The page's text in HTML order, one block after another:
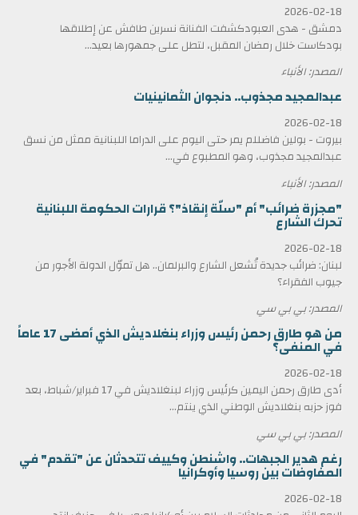
2026-02-18
دمشق - هدى العبودكشفت الفنانة نسرين طافش عن إطلاقها
بودكاست خلال رمضان المقبل، لتطل على جمهورها بعيد...
المصدر: الأنباء
عبدالمجيد مجذوب.. دنجوان الثمانينيات
2026-02-18
بيروت - بولين فاضللم يمر حتى اليوم على الدراما اللبنانية ممثل من نسق
عبدالمجيد مجذوب، وهو المطبوع في...
المصدر: الأنباء
"مجزرة ضرائب" أم "سلّة إنقاذ"؟ قرارات الحكومة اللبنانية
تحرك الشارع
2026-02-18
لبنان: ضرائب جديدة تُشعل الشارع والبرلمان.. هل تموّل الدولة الأجور من
جيوب الفقراء؟
المصدر: بي بي سي
من هو طارق رحمن رئيس وزراء بنغلاديش الذي أمضى 17 عاماً
في المنفى؟
2026-02-18
أدى طارق رحمن اليمين كرئيس وزراء لبنغلاديش في 17 فبراير/شباط، بعد
فوز حزبه بنغلاديش الوطني الذي ينتم...
المصدر: بي بي سي
رغم هدير الجبهات.. واشنطن وكييف تتحدثان عن "تقدم" في
المفاوضات بين روسيا وأوكرانيا
2026-02-18